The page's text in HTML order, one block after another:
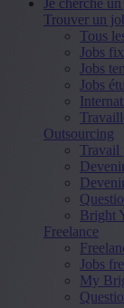
Trouver un
Tous
Jobs
Jobs
Jobs
Outsourcing
Travail
Bright
Freelance
Jobs
My